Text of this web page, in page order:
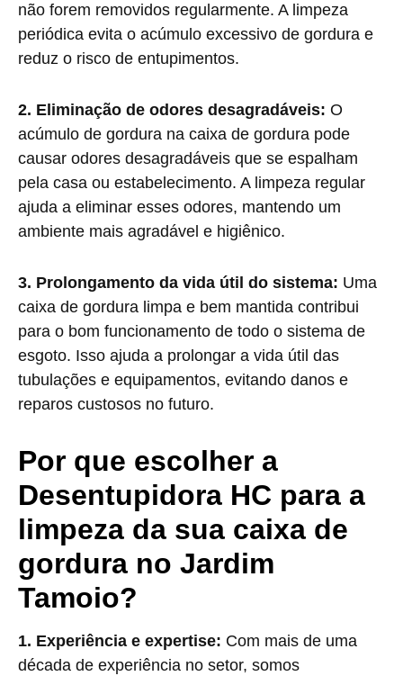
não forem removidos regularmente. A limpeza
periódica evita o acúmulo excessivo de gordura e
reduz o risco de entupimentos.
2. Eliminação de odores desagradáveis: O
acúmulo de gordura na caixa de gordura pode
causar odores desagradáveis que se espalham
pela casa ou estabelecimento. A limpeza regular
ajuda a eliminar esses odores, mantendo um
ambiente mais agradável e higiênico.
3. Prolongamento da vida útil do sistema: Uma
caixa de gordura limpa e bem mantida contribui
para o bom funcionamento de todo o sistema de
esgoto. Isso ajuda a prolongar a vida útil das
tubulações e equipamentos, evitando danos e
reparos custosos no futuro.
Por que escolher a
Desentupidora HC para a
limpeza da sua caixa de
gordura no Jardim
Tamoio?
1. Experiência e expertise: Com mais de uma
década de experiência no setor, somos